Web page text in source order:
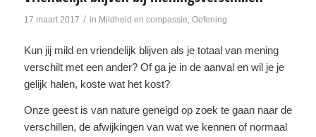
17 maart 2017 / in Mildheid en compassie Oefening
Kun jij mild en vriendelijk blijven als je totaal van mening
verschilt met een ander? Of ga je in de aanval en wil je je
gelijk halen, koste wat het kost?
Onze geest is van nature geneigd op zoek te gaan naar de
verschillen, de afwijkingen van wat we kennen of normaal